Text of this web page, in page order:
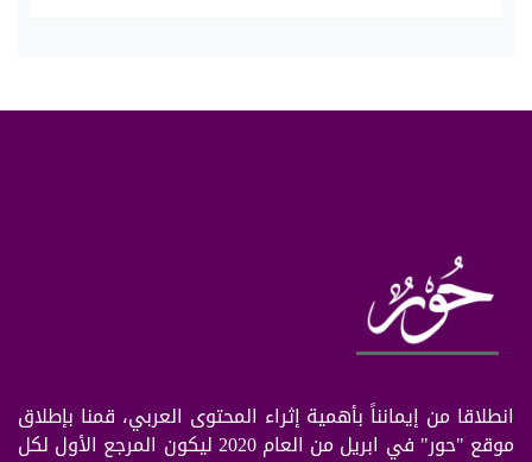
انطلاقا من إيمانناً بأهمية إثراء المحتوى العربي، قمنا بإطلاق
موقع "حور" في ابريل من العام 2020 ليكون المرجع الأول لكل